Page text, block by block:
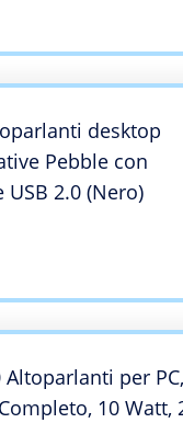
desktop
Pebble con
2.0 (Nero)
Altoparlanti per PC,
10 Watt,